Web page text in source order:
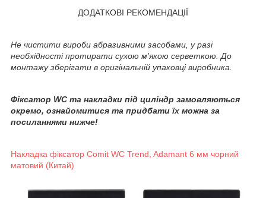
ДОДАТКОВІ РЕКОМЕНДАЦІЇ
Не чистити вироби абразивними засобами, у разі
необхідності протирати сухою м'якою серветкою. До
монтажу зберігати в оригінальній упаковці виробника.
Фіксатор WC та накладки під циліндр замовляються
окремо, ознайомитися та придбати їх можна за
посиланнями нижче!
Накладка фіксатор Comit WC Trend, Adamant 6 мм чорний
матовий (Китай)